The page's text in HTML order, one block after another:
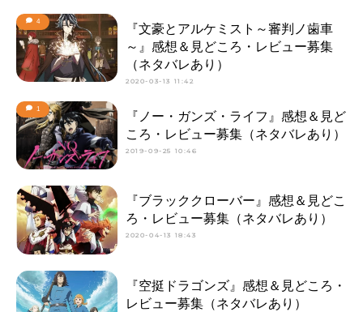
4
『文豪とアルケミスト～審判ノ歯車
～』感想＆見どころ・レビュー募集
（ネタバレあり）
2020-03-13 11:42
1
『ノー・ガンズ・ライフ』感想＆見ど
ころ・レビュー募集（ネタバレあり）
2019-09-25 10:46
『ブラッククローバー』感想＆見どこ
ろ・レビュー募集（ネタバレあり）
2020-04-13 18:43
『空挺ドラゴンズ』感想＆見どころ・
レビュー募集（ネタバレあり）